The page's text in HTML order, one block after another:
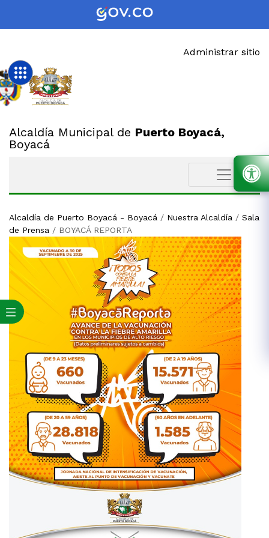
Administrar sitio
Alcaldía Municipal de Puerto Boyacá,
Boyacá
Alcaldía de Puerto Boyacá - Boyacá / Nuestra Alcaldía / Sala
de Prensa / BOYACÁ REPORTA